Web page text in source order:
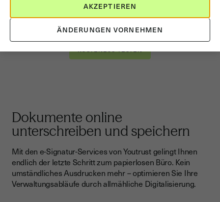
Die rechtsverbindliche e-Signatur-Lösung, die für alle
Dokumente online
unterschreiben und speichern
Mit den e-Signatur-Services von Youtrust gelingt Ihnen
endlich der letzte Schritt zum papierlosen Büro. Kein
umständliches Ausdrucken mehr – optimieren Sie Ihre
Verwaltungsabläufe durch allmähliche Digitalisierung.
ÄNDERUNGEN VORNEHMEN
AKZEPTIEREN